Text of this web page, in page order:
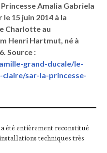
Princesse Amalia Gabriela
15 juin 2014 à la
Charlotte au
Henri Hartmut, né à
Source :
grand-ducale/le-
sar-la-princesse-
a été entièrement reconstitué
techniques très